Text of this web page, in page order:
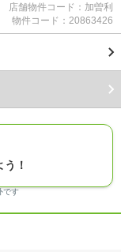
店舗物件コード：加曽利
物件コード：20863426
！
です